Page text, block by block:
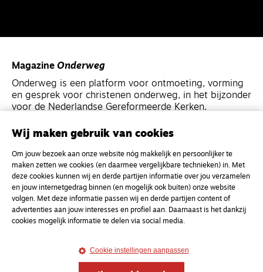
Magazine Onderweg
Onderweg is een platform voor ontmoeting, vorming
en gesprek voor christenen onderweg, in het bijzonder
voor de Nederlandse Gereformeerde Kerken.
MagazineOnderweg
Kvk-nummer 33277063
NL46 INGB 0117 5827 86
info@onderwegonline.nl
Wij maken gebruik van cookies
Om jouw bezoek aan onze website nóg makkelijk en persoonlijker te
maken zetten we cookies (en daarmee vergelijkbare technieken) in. Met
deze cookies kunnen wij en derde partijen informatie over jou verzamelen
en jouw internetgedrag binnen (en mogelijk ook buiten) onze website
volgen. Met deze informatie passen wij en derde partijen content of
advertenties aan jouw interesses en profiel aan. Daarnaast is het dankzij
cookies mogelijk informatie te delen via social media.
Cookie instellingen aanpassen